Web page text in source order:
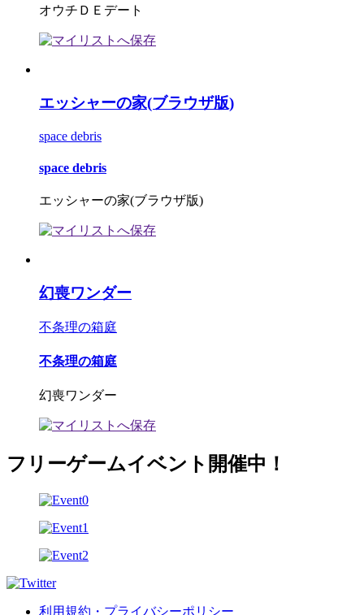
オウチＤＥデート
エッシャーの家(ブラウザ版)
space debris
space debris
エッシャーの家(ブラウザ版)
幻喪ワンダー
不条理の箱庭
不条理の箱庭
幻喪ワンダー
フリーゲームイベント開催中！
利用規約・プライバシーポリシー